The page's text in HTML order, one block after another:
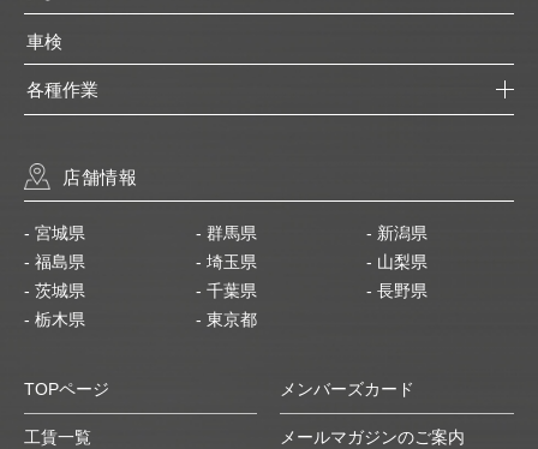
車検
各種作業
店舗情報
- 宮城県
- 福島県
- 茨城県
- 栃木県
- 群馬県
- 埼玉県
- 千葉県
- 東京都
- 新潟県
- 山梨県
- 長野県
TOPページ メンバーズカード
工賃一覧 メールマガジンのご案内